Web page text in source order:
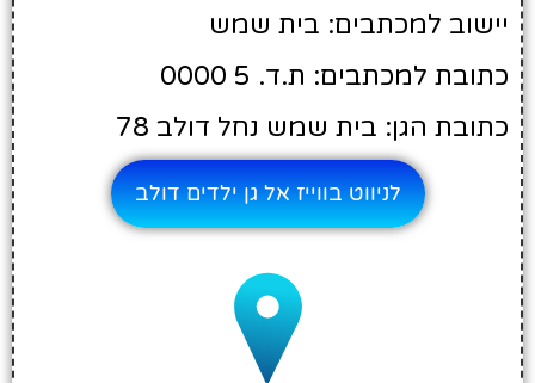
יישוב למכתבים: בית שמש
כתובת למכתבים: ת.ד. 5 0000
כתובת הגן: בית שמש נחל דולב 78
לניווט בווייז אל גן ילדים דולב